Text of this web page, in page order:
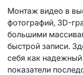
Монтаж видео в
фотографий, 3D-
большими
быстрой записи.
себя как
показатели